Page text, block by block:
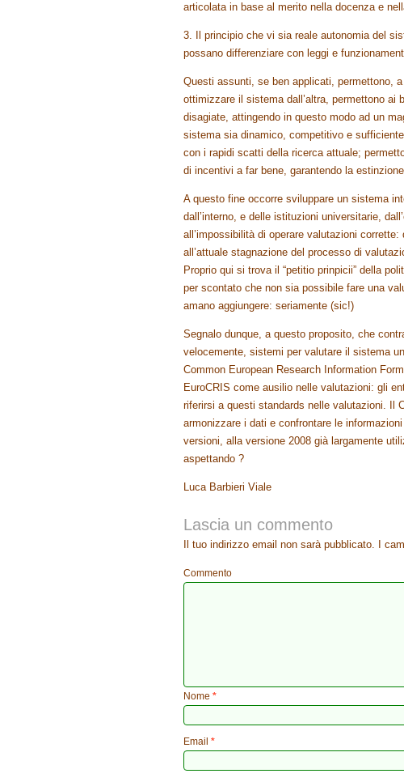
articolata in base al merito nella docenza e
3. Il principio che vi sia reale autonomia del
possano differenziare con leggi e
Questi assunti, se ben applicati, permettono,
ottimizzare il sistema dall’altra, permettono ai
disagiate, attingendo in questo modo ad un
sistema sia dinamico, competitivo e
con i rapidi scatti della ricerca attuale;
di incentivi a far bene, garantendo la
A questo fine occorre sviluppare un sistema
dall’interno, e delle istituzioni universitarie,
all’impossibilità di operare valutazioni
all’attuale stagnazione del processo di
Proprio qui si trova il “petitio prinpicii” della
per scontato che non sia possibile fare una
amano aggiungere: seriamente (sic!)
Segnalo dunque, a questo proposito, che
velocemente, sistemi per valutare il sistema
Common European Research Information
EuroCRIS come ausilio nelle valutazioni: gli
riferirsi a questi standards nelle valutazioni. Il
armonizzare i dati e confrontare le
versioni, alla versione 2008 già largamente
aspettando ?
Luca Barbieri Viale
Lascia un commento
Il tuo indirizzo email non sarà pubblicato. I
Commento
Nome *
Email *